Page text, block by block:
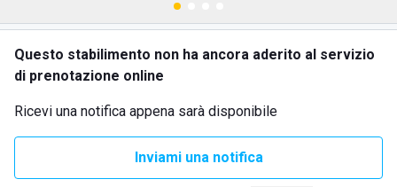
Questo stabilimento non ha ancora aderito al servizio
di prenotazione online
Ricevi una notifica appena sarà disponibile
Inviami una notifica